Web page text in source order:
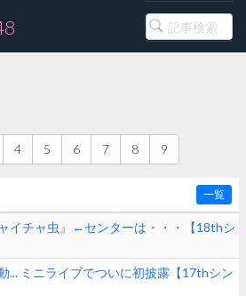
4 5 6 7 8 9
一覧
イチャ虫』←センターは・・・【18thシ
... ミニライブでついに初披露【17thシン